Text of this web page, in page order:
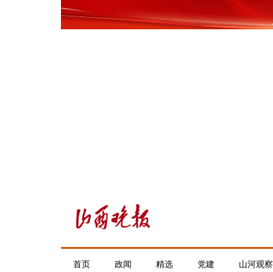
首页 政闻 精选 党建 山河观察